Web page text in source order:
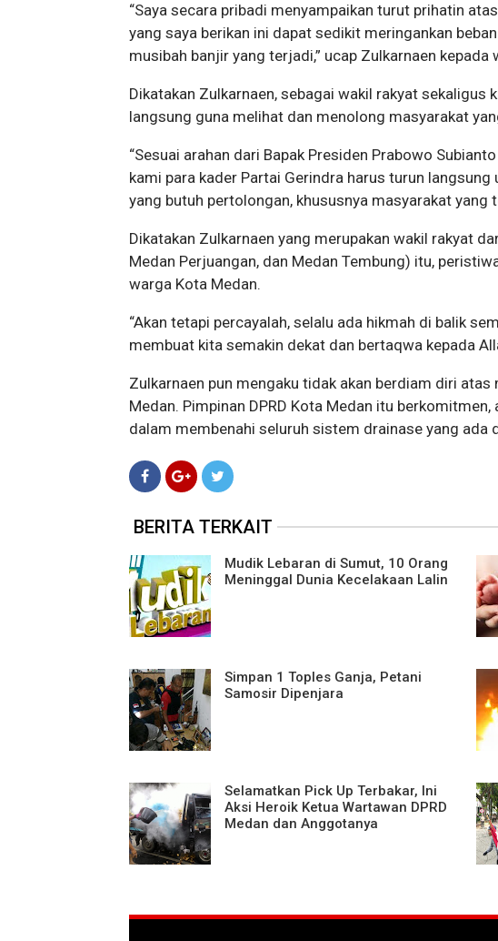
“Saya secara pribadi menyampaikan turut prihatin
yang saya berikan ini dapat sedikit meringankan
musibah banjir yang terjadi,” ucap Zulkarnaen kepada
Dikatakan Zulkarnaen, sebagai wakil rakyat sekaligus
langsung guna melihat dan menolong masyarakat
“Sesuai arahan dari Bapak Presiden Prabowo
kami para kader Partai Gerindra harus turun
yang butuh pertolongan, khususnya masyarakat yang
Dikatakan Zulkarnaen yang merupakan wakil rakyat
Medan Perjuangan, dan Medan Tembung) itu,
warga Kota Medan.
“Akan tetapi percayalah, selalu ada hikmah di balik
membuat kita semakin dekat dan bertaqwa kepada
Zulkarnaen pun mengaku tidak akan berdiam diri
Medan. Pimpinan DPRD Kota Medan itu
dalam membenahi seluruh sistem drainase yang ada
BERITA TERKAIT
Mudik Lebaran di Sumut, 10 Orang
Meninggal Dunia Kecelakaan Lalin
Simpan 1 Toples Ganja, Petani
Samosir Dipenjara
Selamatkan Pick Up Terbakar, Ini
Aksi Heroik Ketua Wartawan DPRD
Medan dan Anggotanya